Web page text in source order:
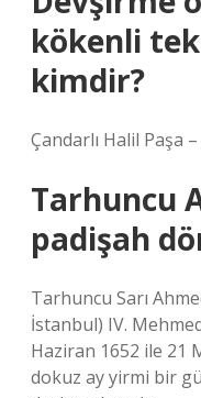
kökenli
kimdir?
Çandarlı Halil Paşa
Tarhuncu
padişah
Tarhuncu Sarı
İstanbul) IV.
Haziran 1652 ile 21
dokuz ay yirmi bir